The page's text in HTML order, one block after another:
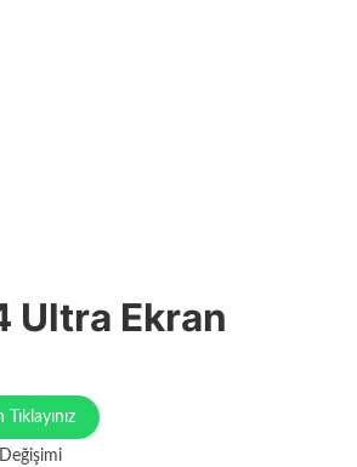
Ultra Ekran